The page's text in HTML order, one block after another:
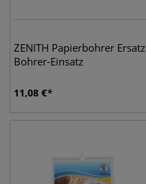
ZENITH Papierbohrer Ersatz
Bohrer-Einsatz
11,08 €